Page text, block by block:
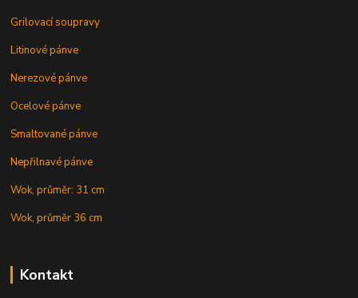
Grilovací soupravy
Litinové pánve
Nerezové pánve
Ocelové pánve
Smaltované pánve
Nepřilnavé pánve
Wok, průměr: 31 cm
Wok, průměr 36 cm
Kontakt